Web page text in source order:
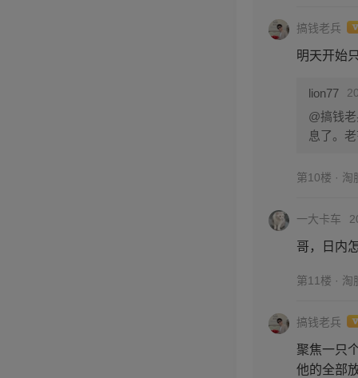
搞钱老兵
明天开始
lion77
@搞钱
息了。
第10楼 · 淘
一大卡车
哥，日内
第11楼 · 淘
搞钱老兵
聚焦一只
他的全部